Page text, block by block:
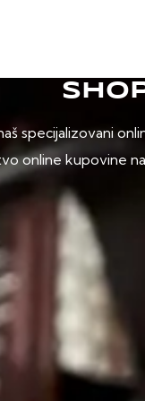
specijalizovani
online kupovine